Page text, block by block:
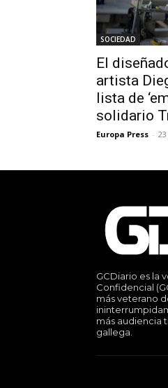
SOCIEDAD
El
artista
lista de
solidario
Europa Press -
GCDiario es la
Confidencial
más veterano
más audiencia
gallega.